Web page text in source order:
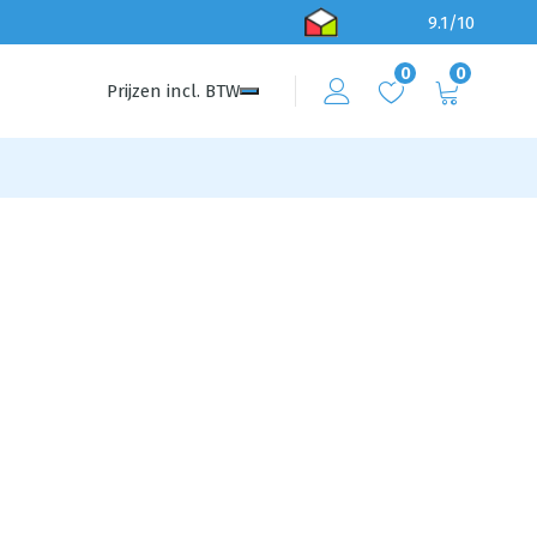
9.1/10
Prijzen incl. BTW
0 0